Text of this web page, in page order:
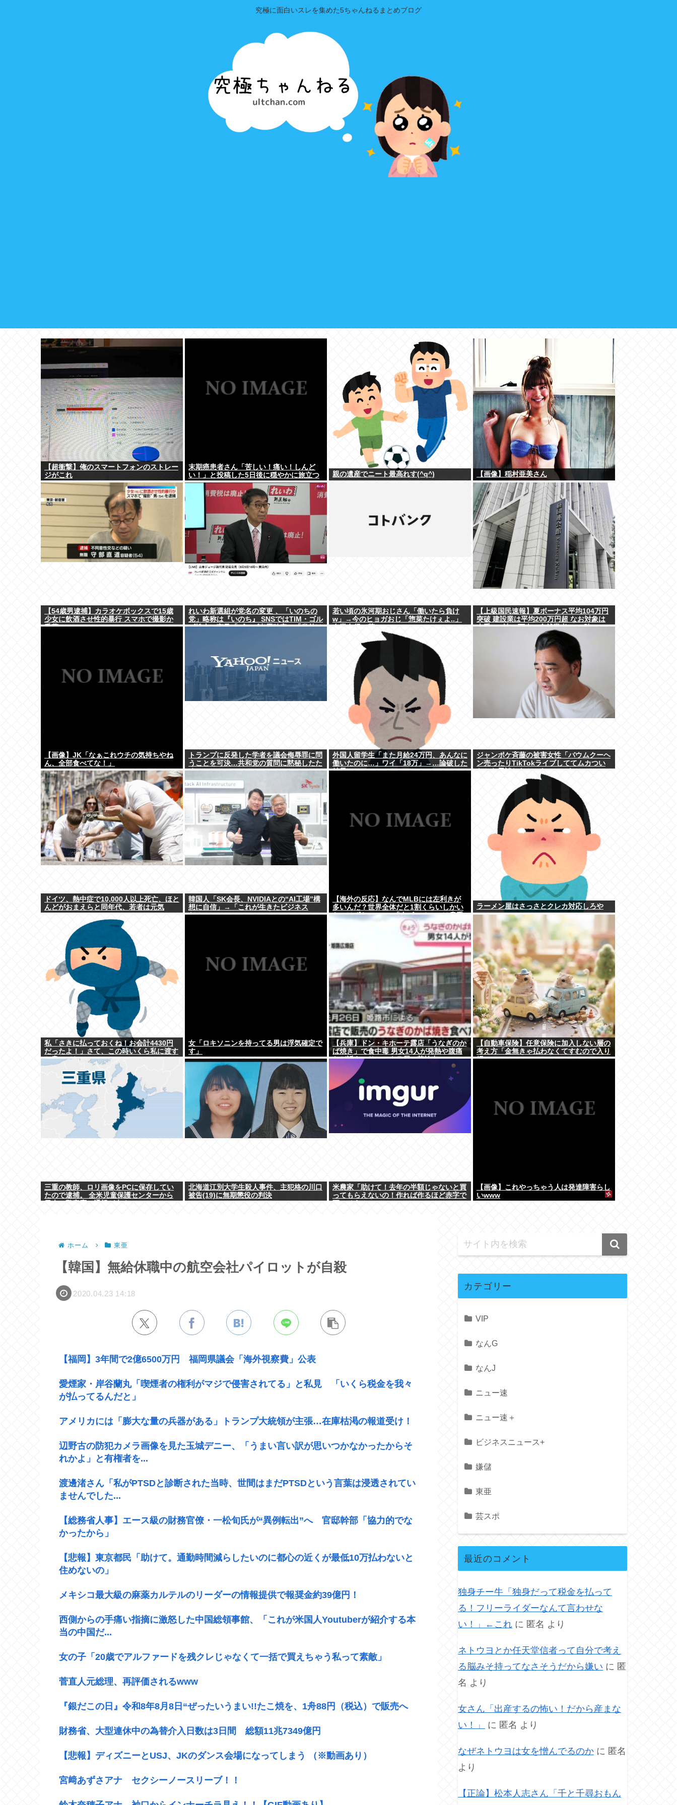
究極に面白いスレを集めた5ちゃんねるまとめブログ
【超衝撃】俺のスマートフォンのストレー
ジがこれ
末期癌患者さん「苦しい！痛い！しんど
い！」と投稿した5日後に穏やかに旅立つ
親の遺産でニート最高れす(^q^) 【画像】稲村亜美さん
【54歳男逮捕】カラオケボックスで15歳
少女に飲酒させ性的暴行 スマホで撮影か
千葉
れいわ新選組が党名の変更 、「いのちの
党」略称は『いのち』 SNSではTIM・ゴル
ゴ松本に言及「ゴルゴ出馬確定」「党首は
若い頃の氷河期おじさん「働いたら負け
w」→今のヒョガおじ「惣菜たけぇよ..」
【上級国民速報】夏ボーナス平均104万円
突破 建設業は平均200万円超 なお対象は
大手163社93万人、全就業者の1%強
【画像】JK「なぁこれウチの気持ちやね
ん、全部食べてな！」
トランプに反発した学者を議会侮辱罪に問
うことを可決…共和党の質問に黙秘したた
め
外国人留学生「また月給24万円、あんなに
働いたのに…」ワイ「18万」→…論破した
結果ｗｗｗ
ジャンポケ斉藤の被害女性「バウムクーヘ
ン売ったりTikTokライブしててムカつい
ドイツ、熱中症で10,000人以上死亡、ほと
んどがおまえらと同年代、若者は元気
韓国人「SK会長、NVIDIAとの“AI工場”構
想に自信」→「これが生きたビジネス
だ！」
【海外の反応】なんでMLBには左利きが
多いんだ？世界全体だと1割くらいしかい
ないはずなのに → 「左ピッチャーは貴重
だからな」「内野では不利だけど基本左利
きのほうが重宝される傾向にはあると思
ラーメン屋はさっさとクレカ対応しろや
私「さきに払っておくね！お会計4430円
だったよ！」さて、この時いくら私に渡す
か書いてね
女「ロキソニンを持ってる男は浮気確定で
す」
【兵庫】ドン・キホーテ露店「うなぎのか
ば焼き」で食中毒 男女14人が発熱や腹痛
など訴え…サルモネラ属の菌検出
【自動車保険】任意保険に加入しない層の
考え方「金無きゃ払わなくてすむので入り
損」
三重の教師、ロリ画像をPCに保存してい
たので逮捕。 全米児童保護センターから
北海道江別大学生殺人事件、主犯格の川口
被告(19)に無期懲役の判決
米農家「助けて！去年の半額じゃないと買
ってもらえないの！作れば作るほど赤字で
【画像】これやっちゃう人は発達障害らし
いwww
ホーム 東亜
【韓国】無給休職中の航空会社パイロットが自殺
2020.04.23 14:18
【福岡】3年間で2億6500万円 福岡県議会「海外視察費」公表
愛煙家・岸谷蘭丸「喫煙者の権利がマジで侵害されてる」と私見 「いくら税金を我々
が払ってるんだと」
アメリカには「膨大な量の兵器がある」トランプ大統領が主張…在庫枯渇の報道受け！
辺野古の防犯カメラ画像を見た玉城デニー、「うまい言い訳が思いつかなかったからそ
れかよ」と有権者を...
渡邊渚さん「私がPTSDと診断された当時、世間はまだPTSDという言葉は浸透されてい
ませんでした...
【総務省人事】エース級の財務官僚・一松旬氏が“異例転出”へ 官邸幹部「協力的でな
かったから」
【悲報】東京都民「助けて。通勤時間減らしたいのに都心の近くが最低10万払わないと
住めないの」
メキシコ最大級の麻薬カルテルのリーダーの情報提供で報奨金約39億円！
西側からの手痛い指摘に激怒した中国総領事館、「これが米国人Youtuberが紹介する本
当の中国だ...
女の子「20歳でアルファードを残クレじゃなくて一括で買えちゃう私って素敵」
菅直人元総理、再評価されるwww
『銀だこの日』令和8年8月8日“ぜったいうまい!!たこ焼を、1舟88円（税込）で販売へ
財務省、大型連休中の為替介入日数は3日間 総額11兆7349億円
【悲報】ディズニーとUSJ、JKのダンス会場になってしまう （※動画あり）
宮﨑あずさアナ セクシーノースリーブ！！
カテゴリー
VIP
なんG
なんJ
ニュー速
ニュー速＋
ビジネスニュース+
嫌儲
東亜
芸スポ
最近のコメント
独身チー牛「独身だって税金を払って
る！フリーライダーなんて言わせな
い！」←これ に 匿名 より
ネトウヨとか任天堂信者って自分で考え
る脳みそ持ってなさそうだから嫌い に 匿
名 より
女さん「出産するの怖い！だから産まな
い！」
に 匿名 より
なぜネトウヨは女を憎んでるのか に 匿名
より
【正論】松本人志さん「千と千尋おもん